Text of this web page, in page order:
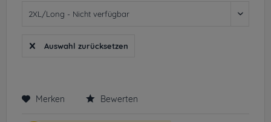
Auswahl zurücksetzen
Merken Bewerten